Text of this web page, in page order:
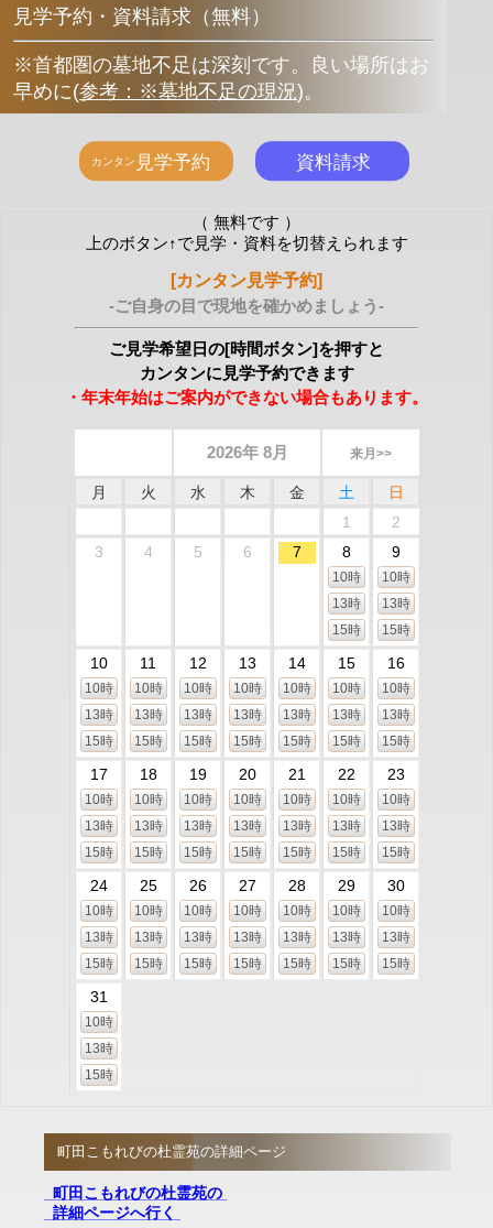
見学予約・資料請求（無料）
※首都圏の墓地不足は深刻です。良い場所はお
早めに(参考：※墓地不足の現況)。
（ 無料です ）
上のボタン↑で見学・資料を切替えられます
[カンタン見学予約]
-ご自身の目で現地を確かめましょう-
ご見学希望日の[時間ボタン]を押すと
カンタンに見学予約できます
・年末年始はご案内ができない場合もあります。
2026年 8月 来月>>
月 火 水 木 金 土
日
1
2
3
4 5 6 7 8
10時
13時
15時
9
10時
13時
15時
10
10時
13時
15時
11
10時
13時
15時
12
10時
13時
15時
13
10時
13時
15時
14
10時
13時
15時
15
10時
13時
15時
16
10時
13時
15時
17
10時
13時
15時
18
10時
13時
15時
19
10時
13時
15時
20
10時
13時
15時
21
10時
13時
15時
22
10時
13時
15時
23
10時
13時
15時
24
10時
13時
15時
25
10時
13時
15時
26
10時
13時
15時
27
10時
13時
15時
28
10時
13時
15時
29
10時
13時
15時
30
10時
13時
15時
31
10時
13時
15時
町田こもれびの杜霊苑の詳細ページ
町田こもれびの杜霊苑の
詳細ページへ行く